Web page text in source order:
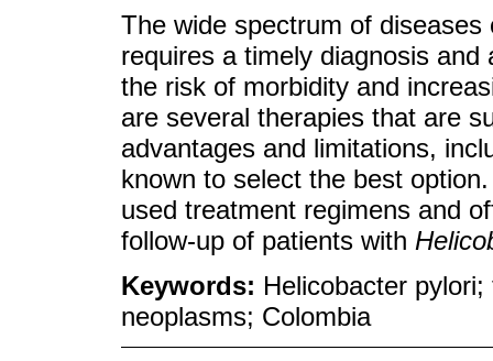
The wide spectrum of
requires a timely diagnosis
the risk of morbidity and
are several therapies that are
advantages and limitations,
known to select the best
used treatment regimens and
follow-up of patients with
Keywords: Helicobacter
neoplasms; Colombia